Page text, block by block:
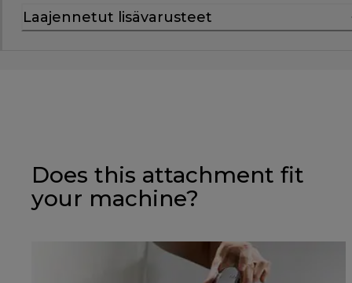
Laajennetut lisävarusteet
Does this attachment fit
your machine?